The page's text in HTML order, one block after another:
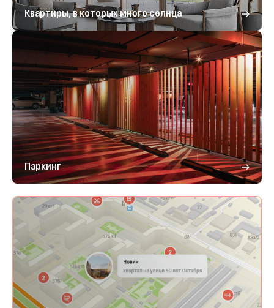
Квартиры, в которых много солнца
Паркинг